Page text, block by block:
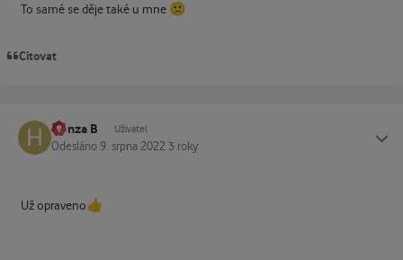
To samé se děje také u mne 🙁
Citovat
Honza B Uživatel
Odesláno 9. srpna 2022 3 roky
Už opraveno👍